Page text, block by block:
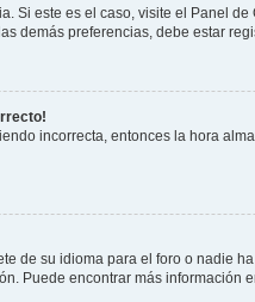
Si este es el caso, visite el Panel
demás preferencias, debe estar
incorrecta, entonces la hora
de su idioma para el foro o nadie
Puede encontrar más información